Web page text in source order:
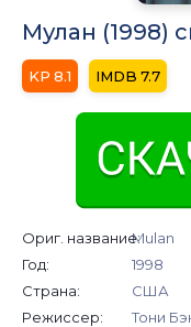
Мулан (1998)
8.1 7.7
Ориг. название:Mulan
Год:
1998
Страна:
США
Режиссер:
Тони